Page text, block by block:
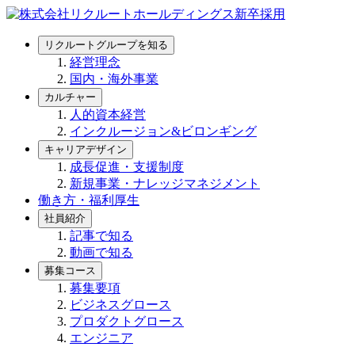
リクルートグループを知る
経営理念
国内・海外事業
カルチャー
人的資本経営
インクルージョン&ビロンギング
キャリアデザイン
成長促進・支援制度
新規事業・ナレッジマネジメント
働き方・福利厚生
社員紹介
記事で知る
動画で知る
募集コース
募集要項
ビジネスグロース
プロダクトグロース
エンジニア